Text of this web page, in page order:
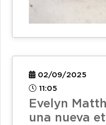
02/09/2025
11:05
Evelyn
una nueva